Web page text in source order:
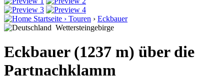
Startseite › Touren › Eckbauer
Wettersteingebirge
Eckbauer (1237 m) über die
Partnachklamm